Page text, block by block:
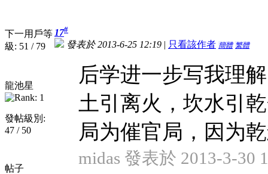
下一用戶等
級: 51 / 79
龍池星
發帖級別:
47 / 50
帖子
17#
發表於 2013-6-25 12:19 | 只看該作者 簡體 繁體
后学进一步写我理
土引离火，坎水引
局为催官局，因为
midas 發表於 2013-3-30